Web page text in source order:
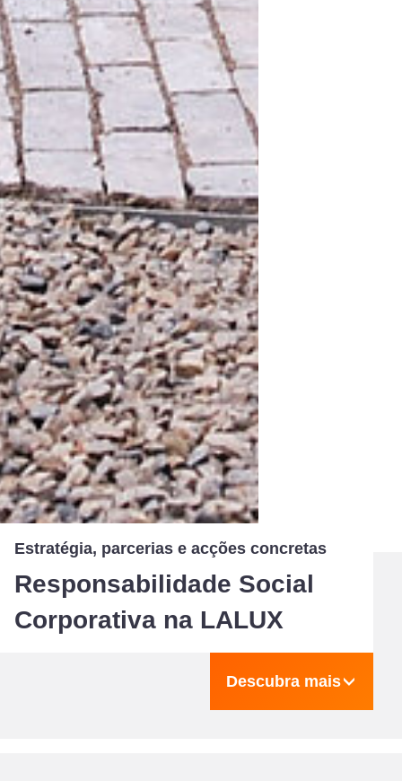
Estratégia, parcerias e acções concretas
Responsabilidade Social
Corporativa na LALUX
Descubra mais